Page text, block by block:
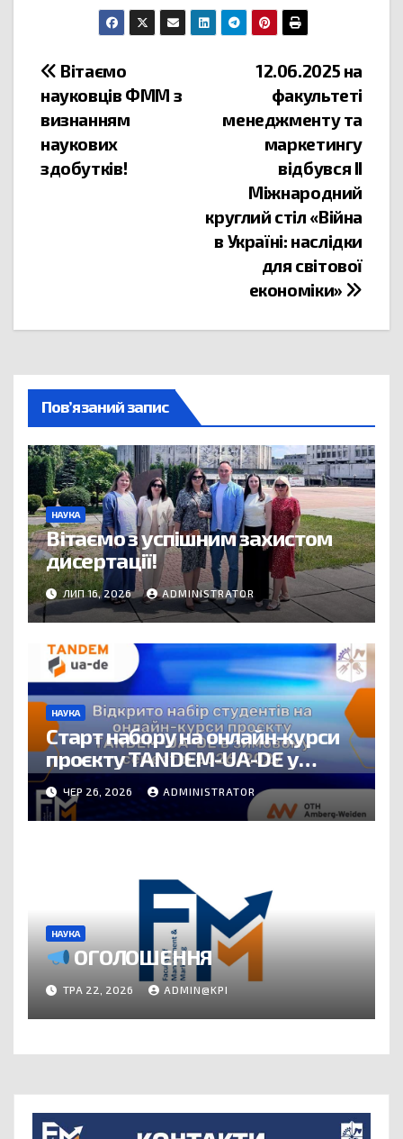
12.06.2025 на
факультеті
менеджменту та
маркетингу
відбувся ІІ
Міжнародний
круглий стіл «Війна
в Україні: наслідки
для світової
економіки»
Вітаємо
науковців ФММ з
визнанням
наукових
здобутків!
Пов’язаний запис
НАУКА
Вітаємо з успішним захистом
дисертації!
ЛИП 16, 2026 ADMINISTRATOR
НАУКА
Старт набору на онлайн-курси
проєкту TANDEM-UA-DE у
зимовому семестрі 2026/2027!
ЧЕР 26, 2026 ADMINISTRATOR
НАУКА
ОГОЛОШЕННЯ
ТРА 22, 2026 ADMIN@KPI